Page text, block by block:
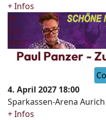
+ Infos
04
Apr
2027
Paul Panzer -
4. April 2027 18:00
Sparkassen-Arena Aurich
+ Infos